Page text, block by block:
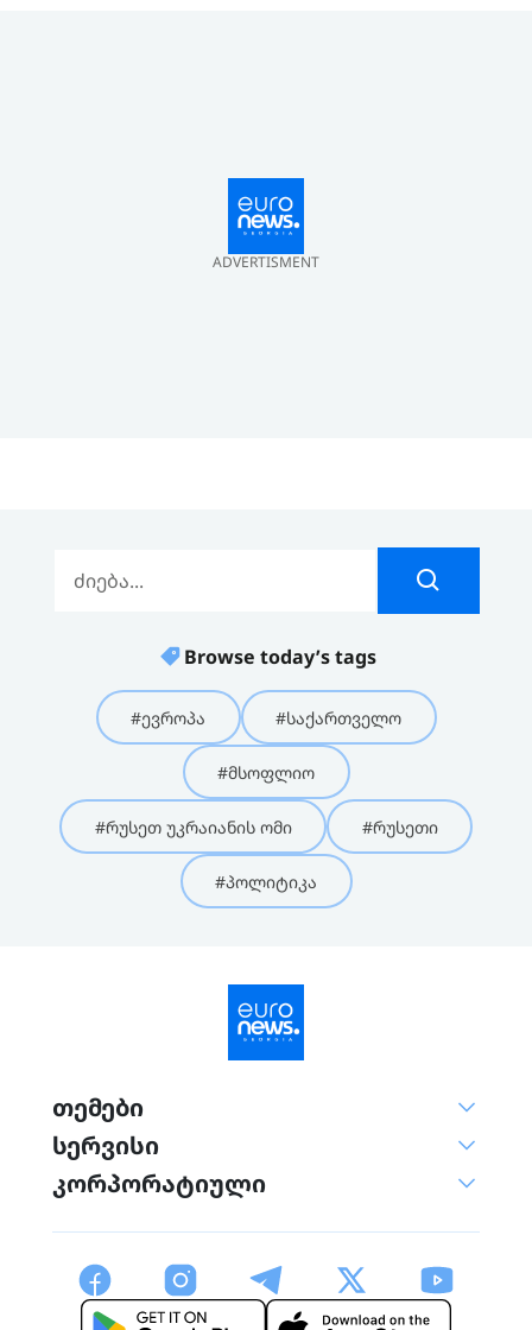
ADVERTISMENT
Browse today’s tags
#ევროპა #საქართველო
#მსოფლიო
#რუსეთ უკრაიანის ომი #რუსეთი
#პოლიტიკა
თემები
სერვისი
კორპორატიული